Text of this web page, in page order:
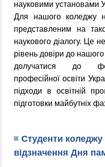
науковими установами
Для нашого коледжу
представленим на
наукового діалогу. Це
рівень довіри до
долучатися до
професійної освіти
підходи в освітній
підготовки майбутніх
Студенти
відзначення Дня